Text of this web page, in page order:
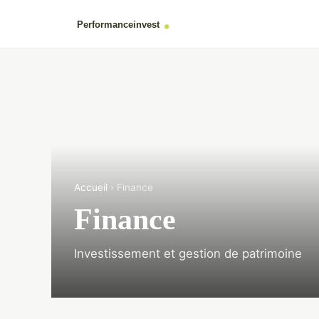
Accueil › Finance
Finance
Investissement et gestion de patrimoine